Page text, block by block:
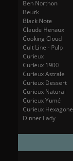
Ben Northon
Beurk
Black Note
Claude Henaux
Cooking Cloud
Cult Line - Pulp
Curieux
Curieux 1900
Curieux Astrale
Curieux Dessert
Curieux Natural
Curieux Yumé
Curieux Hexagone
Dinner Lady